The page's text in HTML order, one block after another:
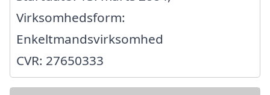
Virksomhedsform:
Enkeltmandsvirksomhed
CVR: 27650333